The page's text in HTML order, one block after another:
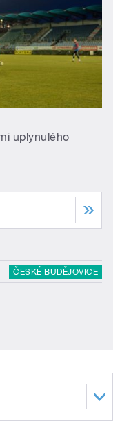
uplynulého
ČESKÉ BUDĚJOVICE